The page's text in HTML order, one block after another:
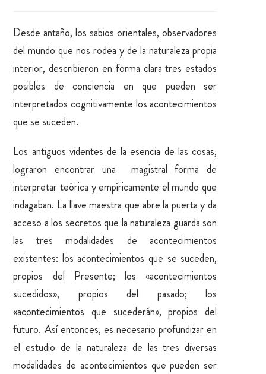
Desde antaño, los sabios orientales, observadores
del mundo que nos rodea y de la naturaleza propia
interior, describieron en forma clara tres estados
posibles de conciencia en que pueden ser
interpretados cognitivamente los acontecimientos
que se suceden.
Los antiguos videntes de la esencia de las cosas,
lograron encontrar una magistral forma de
interpretar teórica y empíricamente el mundo que
indagaban. La llave maestra que abre la puerta y da
acceso a los secretos que la naturaleza guarda son
las tres modalidades de acontecimientos
existentes: los acontecimientos que se suceden,
propios del Presente; los «acontecimientos
sucedidos», propios del pasado; los
«acontecimientos que sucederán», propios del
futuro. Así entonces, es necesario profundizar en
el estudio de la naturaleza de las tres diversas
modalidades de acontecimientos que pueden ser